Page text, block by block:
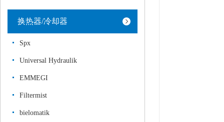
换热器/冷却器
Spx
Universal Hydraulik
EMMEGI
Filtermist
bielomatik